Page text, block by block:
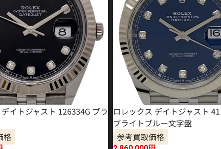
イトジャスト 126334G ブラ
格
ロレックス デイトジャスト
ブライトブルー文字盤
参考買取価格